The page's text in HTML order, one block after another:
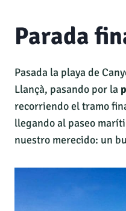
Parada
Pasada la playa de
Llançà, pasando por la
recorriendo el tramo
llegando al paseo
nuestro merecido: un